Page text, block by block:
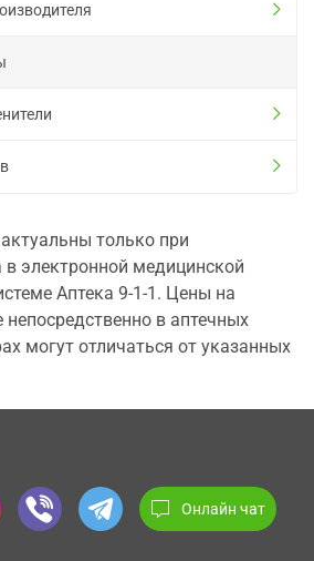
только при
электронной медицинской
Аптека 9-1-1. Цены на
в аптечных
могут отличаться от указанных
Онлайн чат